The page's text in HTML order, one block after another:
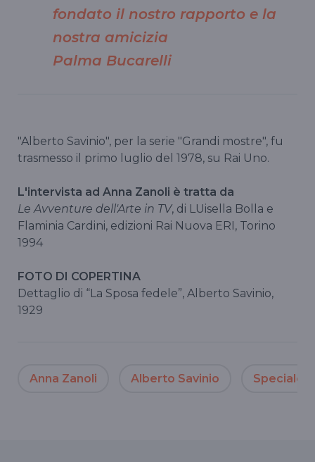
fondato il nostro rapporto e la
nostra amicizia
Palma Bucarelli
"Alberto Savinio", per la serie "Grandi mostre", fu
trasmesso il primo luglio del 1978, su Rai Uno.
L'intervista ad Anna Zanoli è tratta da
Le Avventure dell'Arte in TV, di LUisella Bolla e
Flaminia Cardini, edizioni Rai Nuova ERI, Torino
1994
FOTO DI COPERTINA
Dettaglio di “La Sposa fedele”, Alberto Savinio,
1929
Anna Zanoli Alberto Savinio Speciale